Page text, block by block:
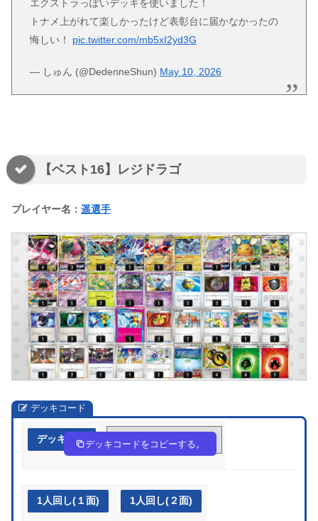
エクストラっぽいデッキを使いました！
トナメ上がれて楽しかったけど表彰台に届かなかったの
悔しい！ pic.twitter.com/mb5xI2yd3G
— しゅん (@DedenneShun) May 10, 2026
【ベスト16】レジドラゴ
プレイヤー名： 遥選手
デッキコード
デッキ作成 Y4KKGc-fGnNbM-8xc8Dx
デッキコードをコピーする。
1人回し(１面) 1人回し(２面)